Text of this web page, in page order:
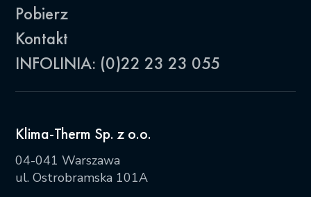
Pobierz
Kontakt
INFOLINIA: (0)22 23 23 055
Klima-Therm Sp. z o.o.
04-041 Warszawa
ul. Ostrobramska 101A